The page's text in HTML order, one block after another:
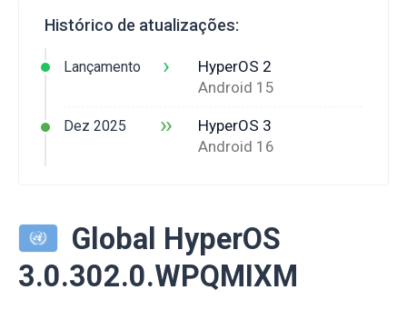
Histórico de atualizações:
Lançamento ›
HyperOS 2
Android 15
Dez 2025 ››
HyperOS 3
Android 16
Global HyperOS
3.0.302.0.WPQMIXM